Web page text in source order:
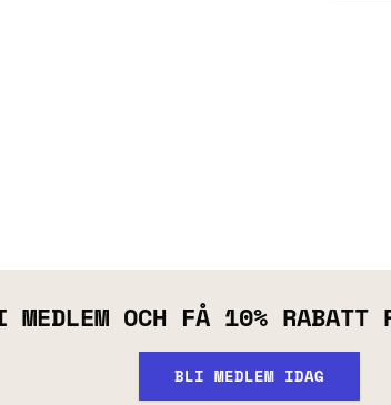
MEDLEM OCH FÅ 10%
BLI MEDLEM IDAG